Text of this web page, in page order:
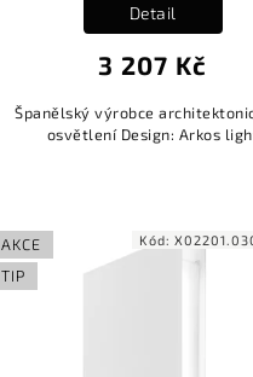
3 207 Kč
Detail
Španělský výrobce
osvětlení Design: Arkos
AKCE
TIP
Kód: